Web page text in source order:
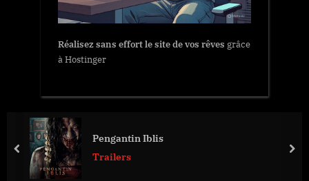
Réalisez sans effort le site de vos rêves grâce
à Hostinger
Pengantin Iblis
Trailers
prev